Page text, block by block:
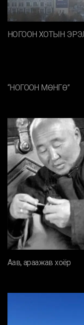
НОГООН ХОТЫН
“НОГООН МӨНГӨ”
Аав, араажав хоёр